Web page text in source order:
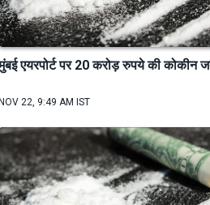
एयरपोर्ट पर 20 करोड़ रुपये की कोकीन
NOV 22, 9:49 AM IST